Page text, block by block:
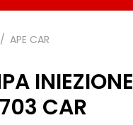
/ APE CAR
INIEZIONE
CAR